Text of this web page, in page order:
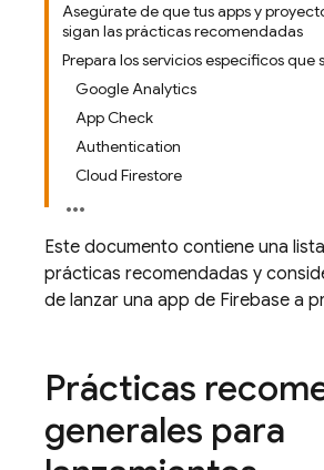
Asegúrate de que tus apps y
sigan las prácticas recomendadas
Prepara los servicios específicos que
Google Analytics
App Check
Authentication
Cloud Firestore
Este documento contiene una
prácticas recomendadas y
de lanzar una app de Firebase a
Prácticas
generales para